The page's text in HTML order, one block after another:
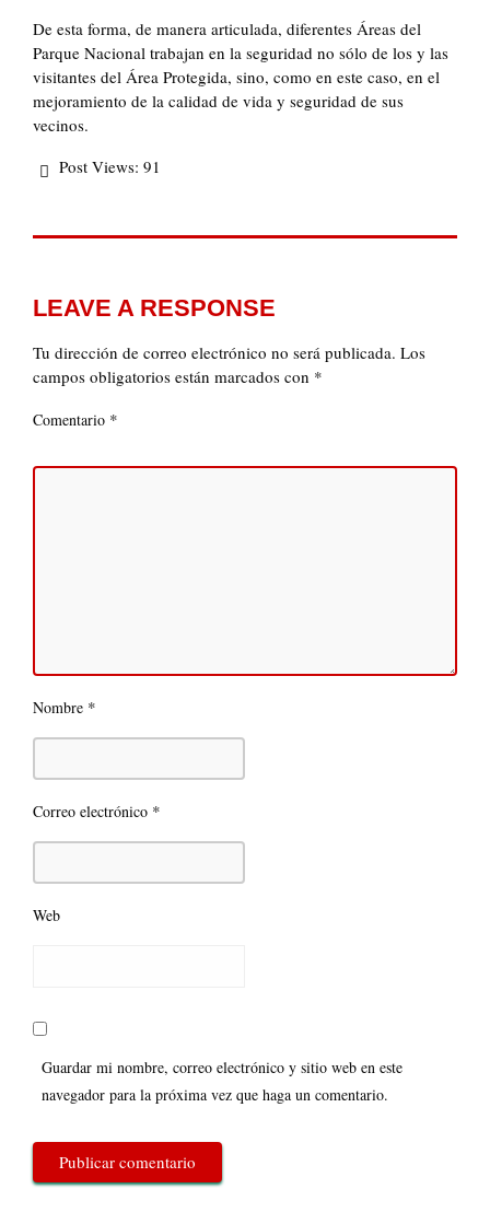
De esta forma, de manera articulada, diferentes Áreas del
Parque Nacional trabajan en la seguridad no sólo de los y las
visitantes del Área Protegida, sino, como en este caso, en el
mejoramiento de la calidad de vida y seguridad de sus
vecinos.
Post Views: 91
LEAVE A RESPONSE
Tu dirección de correo electrónico no será publicada. Los
campos obligatorios están marcados con *
Comentario *
Nombre *
Correo electrónico *
Web
Guardar mi nombre, correo electrónico y sitio web en este
navegador para la próxima vez que haga un comentario.